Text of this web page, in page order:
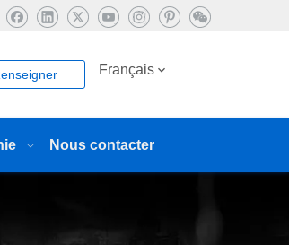
Français
Nous contacter